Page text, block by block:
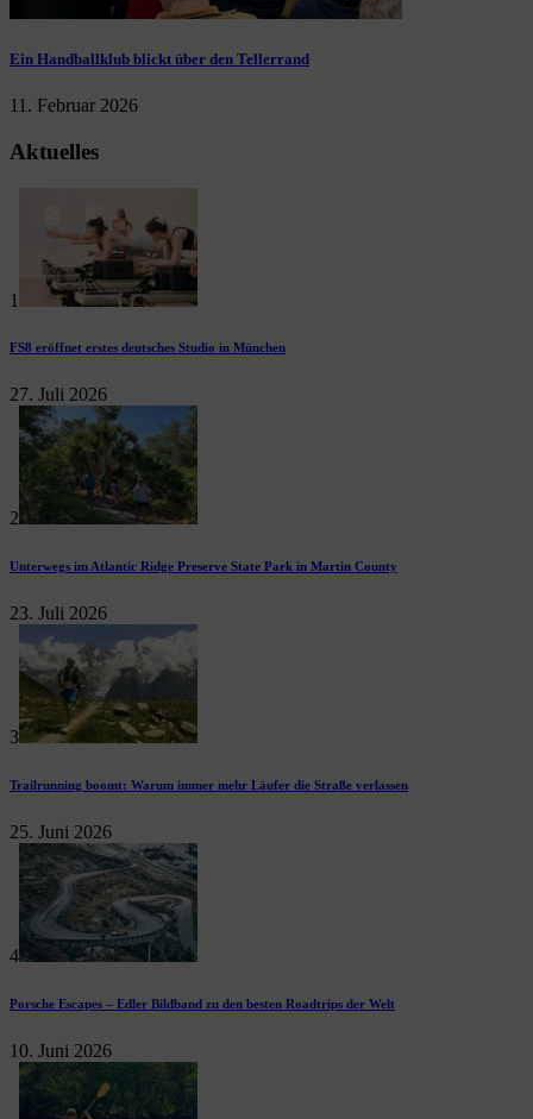
Ein Handballklub blickt über den Tellerrand
11. Februar 2026
Aktuelles
1
FS8 eröffnet erstes deutsches Studio in München
27. Juli 2026
2
Unterwegs im Atlantic Ridge Preserve State Park in Martin County
23. Juli 2026
3
Trailrunning boomt: Warum immer mehr Läufer die Straße verlassen
25. Juni 2026
4
Porsche Escapes – Edler Bildband zu den besten Roadtrips der Welt
10. Juni 2026